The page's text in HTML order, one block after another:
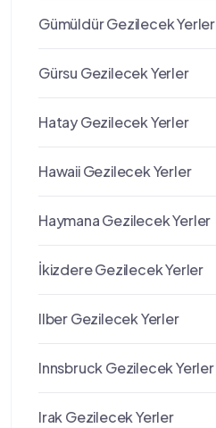
Gümüldür Gezilecek Yerler
Gürsu Gezilecek Yerler
Hatay Gezilecek Yerler
Hawaii Gezilecek Yerler
Haymana Gezilecek Yerler
İkizdere Gezilecek Yerler
Ilber Gezilecek Yerler
Innsbruck Gezilecek Yerler
Irak Gezilecek Yerler